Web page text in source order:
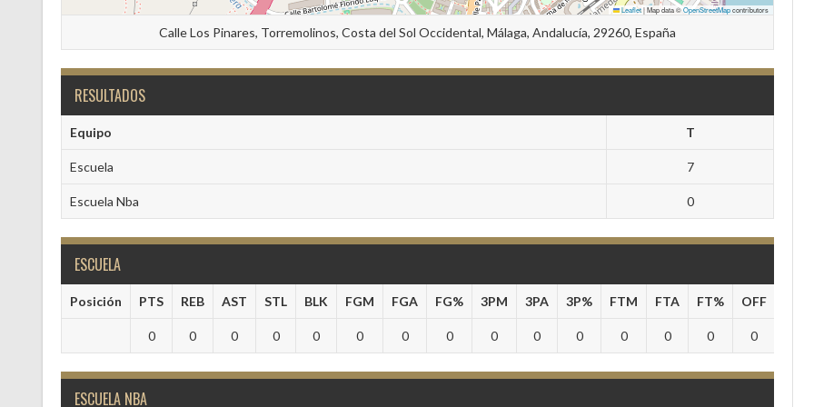
Leaflet|Map data ©OpenStreetMapcontributors
Calle Los Pinares, Torremolinos, Costa del Sol Occidental, Málaga, Andalucía, 29260, España
RESULTADOS
Equipo T
Escuela 7
Escuela Nba 0
ESCUELA
Posición PTS REB AST STL BLK FGM FGA FG% 3PM 3PA 3P% FTM FTA FT% OFF
0 0 0 0 0 0 0 0 0 0 0 0 0 0 0
ESCUELA NBA